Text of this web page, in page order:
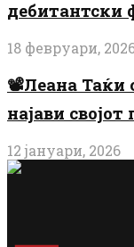
дебитантски
18 февруари,
📽️Леана Таќи
најави
12 јануари, 2026